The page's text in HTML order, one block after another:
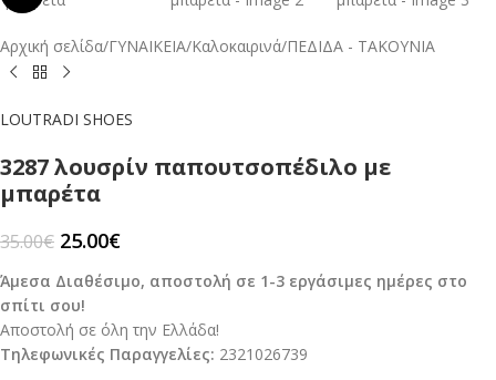
Αρχική σελίδα/ΓΥΝΑΙΚΕΙΑ/Καλοκαιρινά/ΠΕΔΙΔΑ - ΤΑΚΟΥΝΙΑ
LOUTRADI SHOES
3287 λουσρίν παπουτσοπέδιλο με
μπαρέτα
35.00€ 25.00€
Άμεσα Διαθέσιμο, αποστολή σε 1-3 εργάσιμες ημέρες στο
σπίτι σου!
Αποστολή σε όλη την Ελλάδα!
Τηλεφωνικές Παραγγελίες: 2321026739